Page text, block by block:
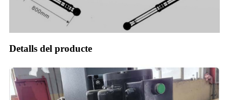
Detalls del producte